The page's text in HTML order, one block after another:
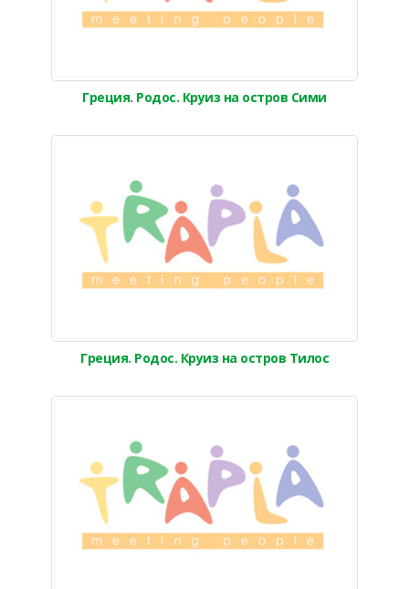
Греция. Родос. Круиз на остров Сими
Греция. Родос. Круиз на остров Тилос